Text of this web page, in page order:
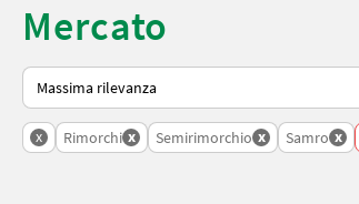
Mercato
Ecco come viene ordinato su Landwirt.com
x Rimorchi x Semirimorchio x Samro x